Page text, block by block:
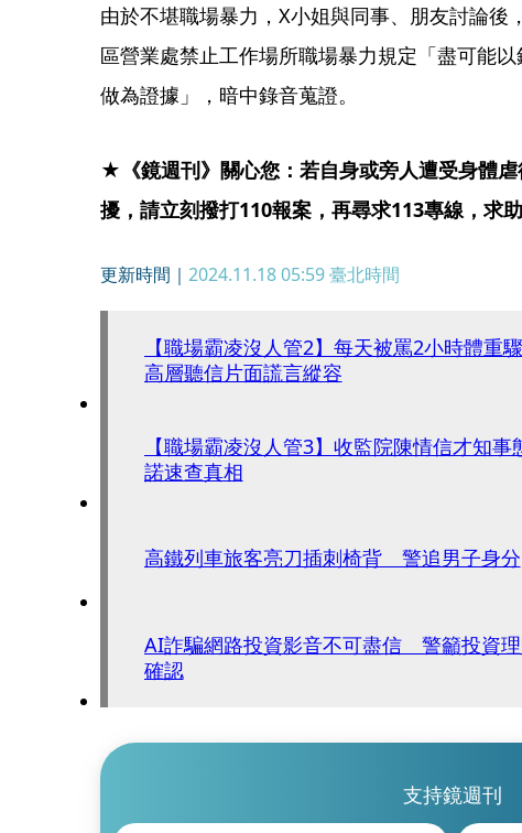
由於不堪職場暴力，X小姐與同事、朋友討論後
區營業處禁止工作場所職場暴力規定「盡可能
做為證據」，暗中錄音蒐證。
★《鏡週刊》關心您：若自身或旁人遭受身體
擾，請立刻撥打110報案，再尋求113專線，求助
更新時間｜ 2024.11.18 05:59臺北時間
【職場霸凌沒人管2】每天被罵2小時體
高層聽信片面謊言縱容
【職場霸凌沒人管3】收監院陳情信才知
諾速查真相
高鐵列車旅客亮刀插刺椅背 警追男子身分
AI詐騙網路投資影音不可盡信 警籲投資
確認
支持鏡週刊